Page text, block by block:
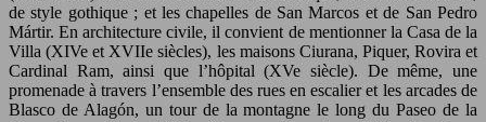
de style gothique ; et les chapelles de San Marcos et de San Pedro
Mártir. En architecture civile, il convient de mentionner la Casa de la
Villa (XIVe et XVIIe siècles), les maisons Ciurana, Piquer, Rovira et
Cardinal Ram, ainsi que l’hôpital (XVe siècle). De même, une
promenade à travers l’ensemble des rues en escalier et les arcades de
Blasco de Alagón, un tour de la montagne le long du Paseo de la